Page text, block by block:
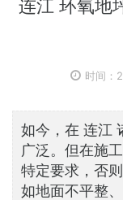
连江 环氧地
时间：
如今，在 连江
广泛。但在施
特定要求，否
如地面不平整